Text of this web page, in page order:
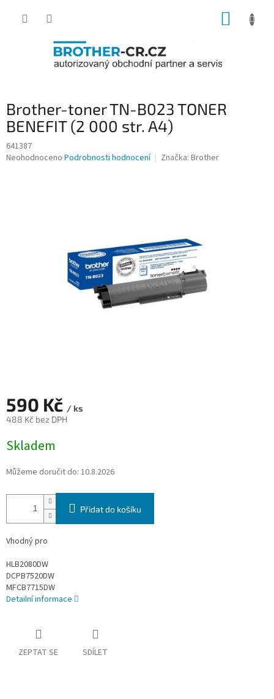
Brother-toner TN-B023 TONER
BENEFIT (2 000 str. A4)
641387
Průměrné
Neohodnoceno Podrobnosti hodnocení Značka: Brother
590 Kč / ks
488 Kč bez DPH
cena:
Skladem
Můžeme doručit do: 10.8.2026
Přidat do košíku
Vhodný pro
HLB2080DW
DCPB7520DW
MFCB7715DW
Detailní informace
ZEPTAT SE SDÍLET